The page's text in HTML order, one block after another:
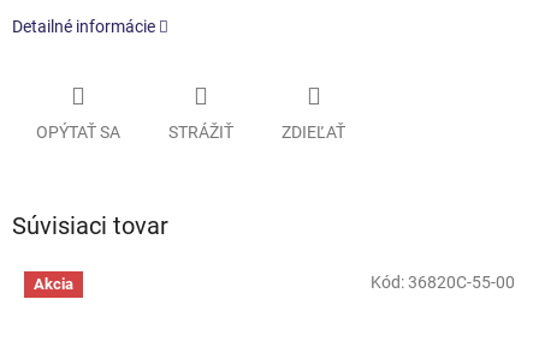
Detailné informácie
OPÝTAŤ SA STRÁŽIŤ ZDIEĽAŤ
Súvisiaci tovar
Akcia Kód:36820C-55-00